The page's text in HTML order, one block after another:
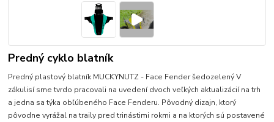
Predný cyklo blatník
Predný plastový blatník MUCKYNUTZ - Face Fender šedozelený V
zákulisí sme tvrdo pracovali na uvedení dvoch veľkých aktualizácií na trh
a jedna sa týka obľúbeného Face Fenderu. Pôvodný dizajn, ktorý
pôvodne vyrážal na traily pred trinástimi rokmi a na ktorých sú postavené